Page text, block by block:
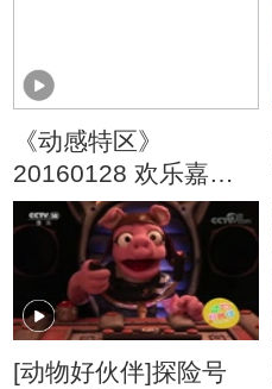
《动感特区》
20160128 欢乐嘉年
华
[动物好伙伴]探险号